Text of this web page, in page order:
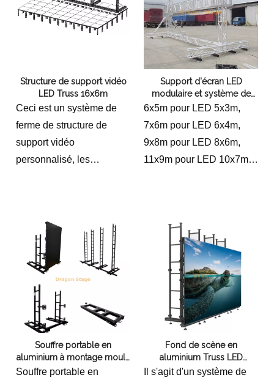
Structure de support vidéo
LED Truss 16x6m
Ceci est un système de
ferme de structure de
support vidéo
personnalisé, les
de 300 mm comme fond
de cadre de la fermeture
L'étape rapide est la base
à faire monter l'écran
LED.
Support d'écran LED
modulaire et système de
fermes en aluminium pour
6x5m pour LED 5x3m,
7x6m pour LED 6x4m,
9x8m pour LED 8x6m,
11x9m pour LED 10x7m
soutenir en toute sécurité
de grands murs vidéo
LED, un éclairage de
scène et des systèmes de
sonorisation. Comprend
des tours renforcées et
une conception flexible
pour la production
Souffre portable en
aluminium à montage moulu
pour écran LED 10x4m
Souffre portable en
Fond de scène en
aluminium Truss LED
portable 3x2m
Il s'agit d'un système de